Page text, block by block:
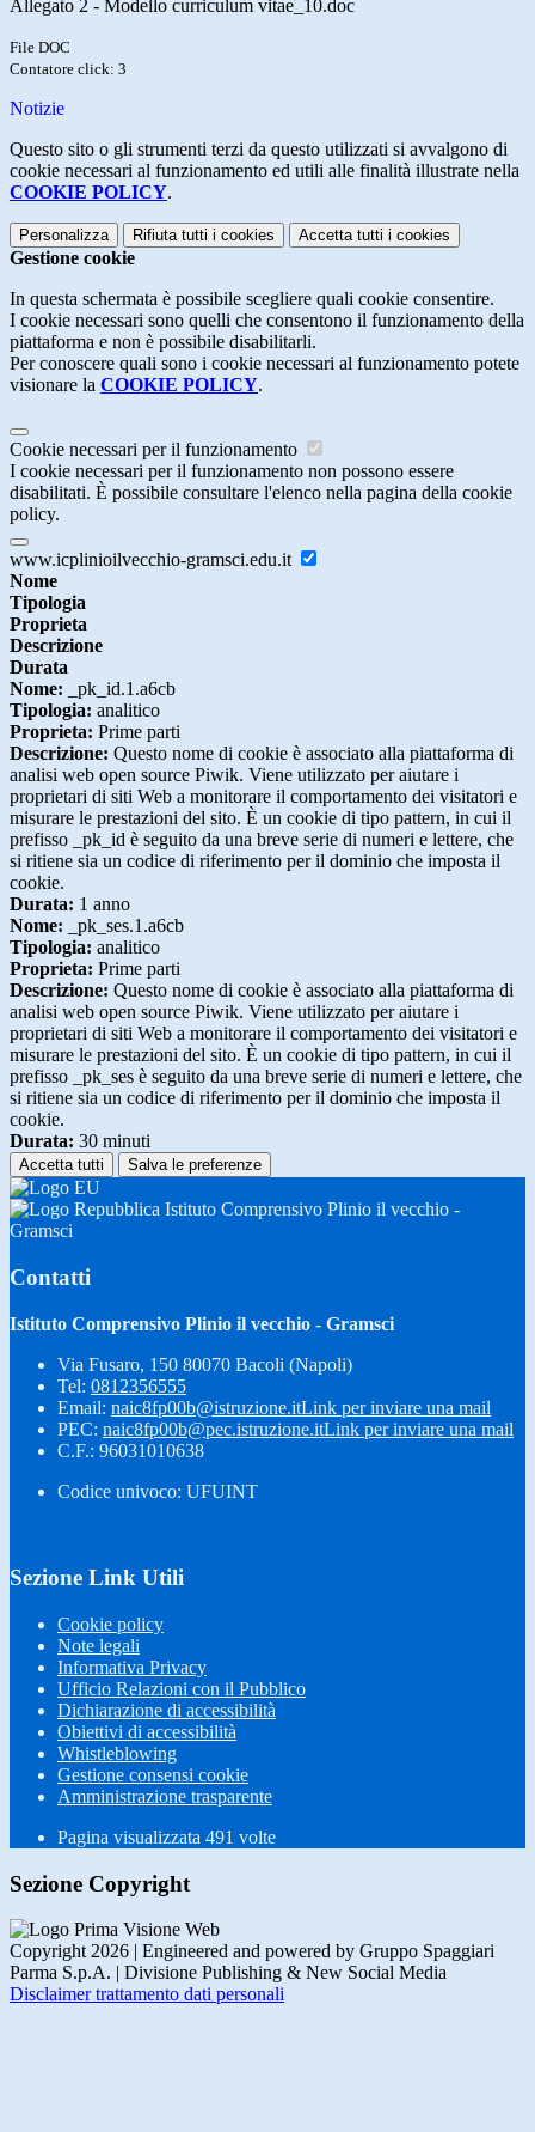
Allegato 2 - Modello curriculum vitae_10.doc
File DOC
Contatore click: 3
Notizie
Questo sito o gli strumenti terzi da questo utilizzati si avvalgono di
cookie necessari al funzionamento ed utili alle finalità illustrate nella
COOKIE POLICY.
Personalizza Rifiuta tutti i cookies Accetta tutti i cookies
Gestione cookie
In questa schermata è possibile scegliere quali cookie consentire.
I cookie necessari sono quelli che consentono il funzionamento della
piattaforma e non è possibile disabilitarli.
Per conoscere quali sono i cookie necessari al funzionamento potete
visionare la COOKIE POLICY.
Cookie necessari per il funzionamento
I cookie necessari per il funzionamento non possono essere
disabilitati. È possibile consultare l'elenco nella pagina della cookie
policy.
www.icplinioilvecchio-gramsci.edu.it
Nome
Tipologia
Proprieta
Descrizione
Durata
Nome: _pk_id.1.a6cb
Tipologia: analitico
Proprieta: Prime parti
Descrizione: Questo nome di cookie è associato alla piattaforma di
analisi web open source Piwik. Viene utilizzato per aiutare i
proprietari di siti Web a monitorare il comportamento dei visitatori e
misurare le prestazioni del sito. È un cookie di tipo pattern, in cui il
prefisso _pk_id è seguito da una breve serie di numeri e lettere, che
si ritiene sia un codice di riferimento per il dominio che imposta il
cookie.
Durata: 1 anno
Nome: _pk_ses.1.a6cb
Tipologia: analitico
Proprieta: Prime parti
Descrizione: Questo nome di cookie è associato alla piattaforma di
analisi web open source Piwik. Viene utilizzato per aiutare i
proprietari di siti Web a monitorare il comportamento dei visitatori e
misurare le prestazioni del sito. È un cookie di tipo pattern, in cui il
prefisso _pk_ses è seguito da una breve serie di numeri e lettere, che
si ritiene sia un codice di riferimento per il dominio che imposta il
cookie.
Durata: 30 minuti
Accetta tutti Salva le preferenze
Istituto Comprensivo Plinio il vecchio -
Gramsci
Contatti
Istituto Comprensivo Plinio il vecchio - Gramsci
Via Fusaro, 150 80070 Bacoli (Napoli)
Tel: 0812356555
Email: naic8fp00b@istruzione.itLink per inviare una mail
PEC: naic8fp00b@pec.istruzione.itLink per inviare una mail
C.F.: 96031010638
Codice univoco: UFUINT
Sezione Link Utili
Cookie policy
Note legali
Informativa Privacy
Ufficio Relazioni con il Pubblico
Dichiarazione di accessibilità
Obiettivi di accessibilità
Whistleblowing
Gestione consensi cookie
Amministrazione trasparente
Pagina visualizzata 491 volte
Sezione Copyright
Copyright 2026 | Engineered and powered by Gruppo Spaggiari
Parma S.p.A. | Divisione Publishing & New Social Media
Disclaimer trattamento dati personali